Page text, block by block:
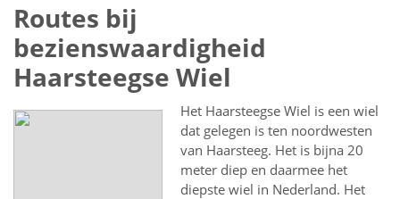
Routes bij
bezienswaardigheid
Haarsteegse Wiel
Het Haarsteegse Wiel is een wiel
dat gelegen is ten noordwesten
van Haarsteeg. Het is bijna 20
meter diep en daarmee het
diepste wiel in Nederland. Het